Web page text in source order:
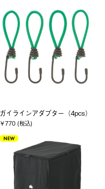
ガイラインアダプター（4pcs）
￥770 (税込)
NEW